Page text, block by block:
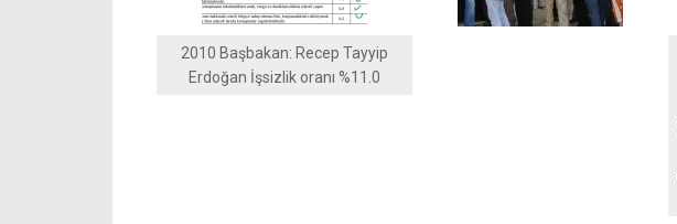
2010 Başbakan: Recep Tayyip
Erdoğan İşsizlik oranı %11.0